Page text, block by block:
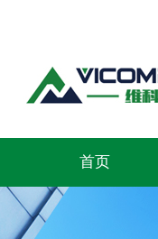
首页